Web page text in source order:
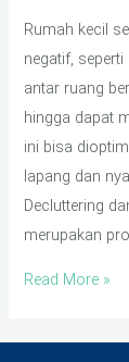
Rumah kecil
negatif,
antar ruang
hingga dapat
ini bisa
lapang dan
Decluttering
merupakan
Read More »